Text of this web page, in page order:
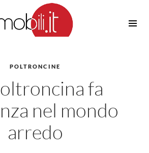
Irrigazione
Casette in Legno
Amaca
POLTRONCINE
fa
nel mondo
arredo